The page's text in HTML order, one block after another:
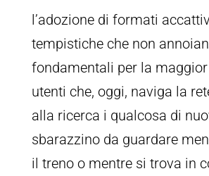
l’adozione di formati
tempistiche che non
fondamentali per la
utenti che, oggi, naviga la
alla ricerca i qualcosa di
sbarazzino da guardare
il treno o mentre si trova in